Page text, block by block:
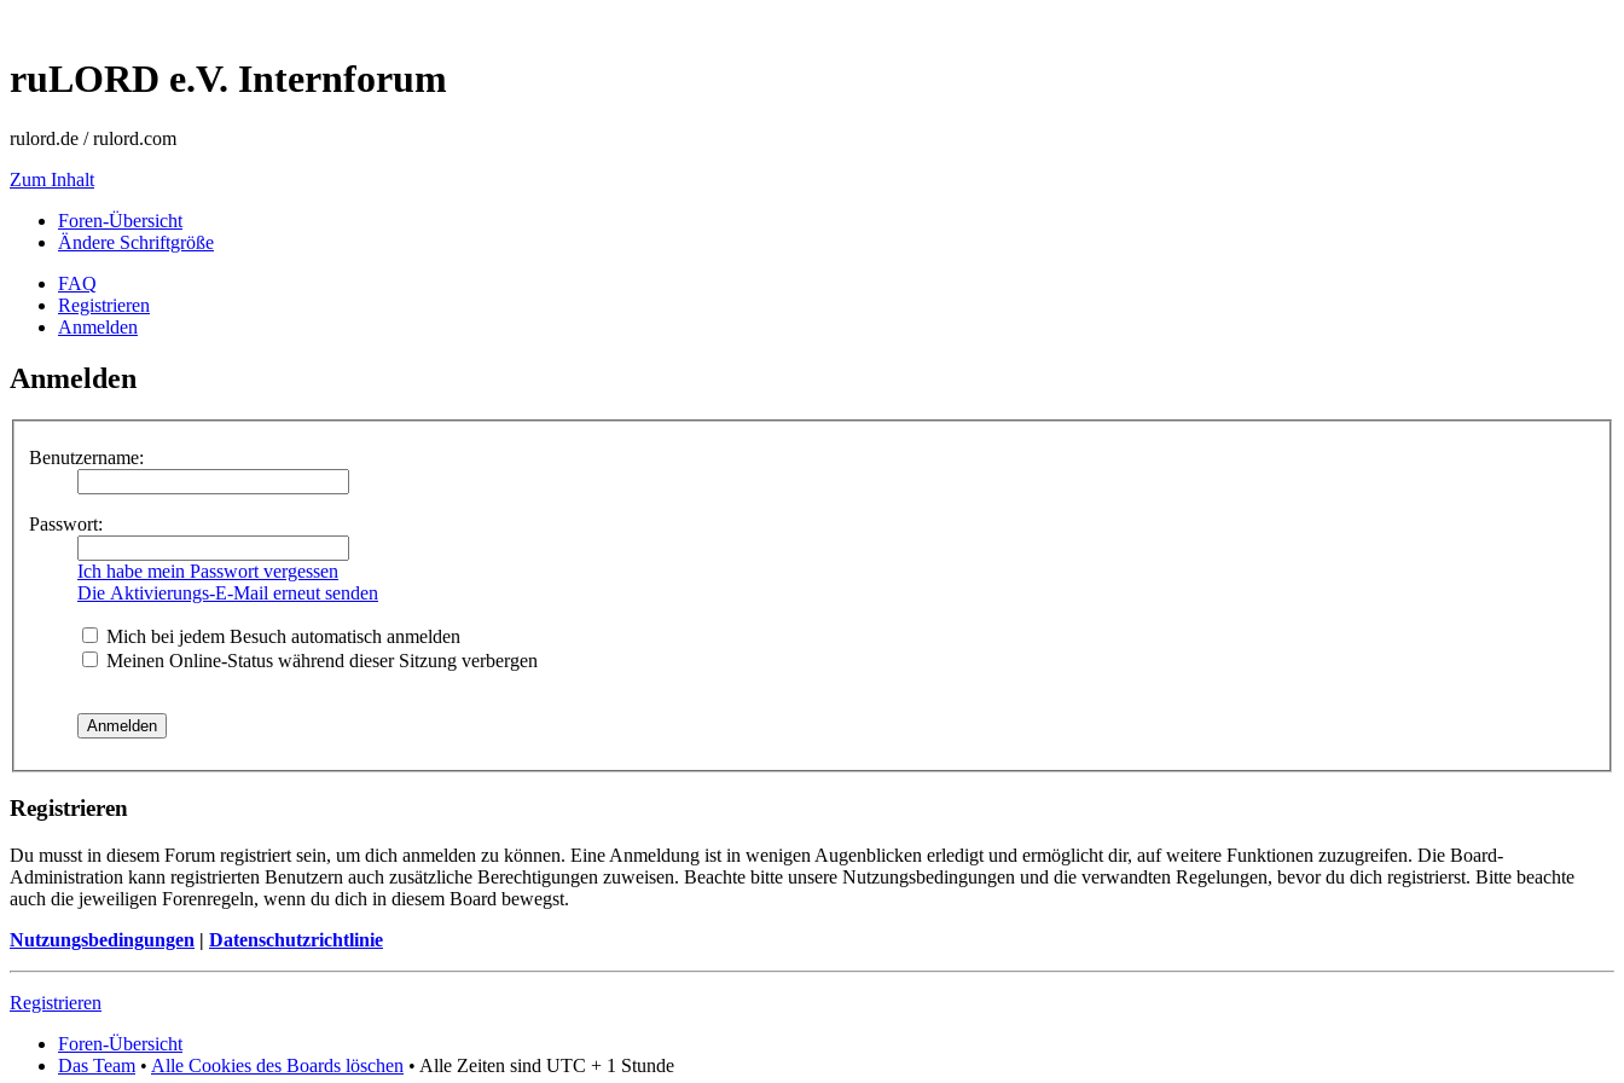
ruLORD e.V. Internforum
rulord.de / rulord.com
Zum Inhalt
Foren-Übersicht
Ändere Schriftgröße
FAQ
Registrieren
Anmelden
Anmelden
Benutzername:
Passwort:
Ich habe mein Passwort vergessen
Die Aktivierungs-E-Mail erneut senden
Mich bei jedem Besuch automatisch anmelden
Meinen Online-Status während dieser Sitzung verbergen
Registrieren
Du musst in diesem Forum registriert sein, um dich anmelden zu können. Eine Anmeldung ist in wenigen Augenblicken erledigt und ermöglicht dir, auf weitere Funktionen zuzugreifen. Die Board-
Administration kann registrierten Benutzern auch zusätzliche Berechtigungen zuweisen. Beachte bitte unsere Nutzungsbedingungen und die verwandten Regelungen, bevor du dich registrierst. Bitte beachte
auch die jeweiligen Forenregeln, wenn du dich in diesem Board bewegst.
Nutzungsbedingungen | Datenschutzrichtlinie
Registrieren
Foren-Übersicht
Das Team • Alle Cookies des Boards löschen • Alle Zeiten sind UTC + 1 Stunde